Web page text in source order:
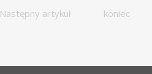
Następny artykuł koniec